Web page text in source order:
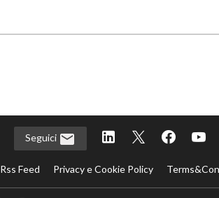
Seguici
Rss Feed Privacy e Cookie Policy